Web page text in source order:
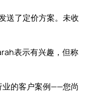
送了定价方案。未收
表示有兴趣，但称
业的客户案例——您尚